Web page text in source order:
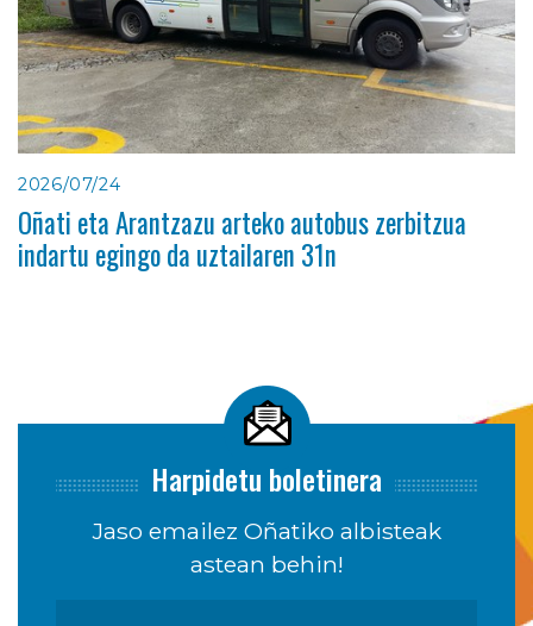
2026/07/24
Oñati eta Arantzazu arteko autobus zerbitzua
indartu egingo da uztailaren 31n
Harpidetu boletinera
Jaso emailez Oñatiko albisteak
astean behin!